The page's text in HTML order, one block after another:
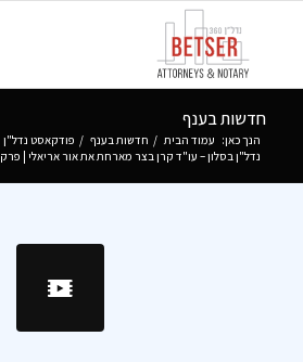
חדשות בענף
הנך כאן: עמוד הבית / חדשות בענף / פודקאסט נדל"ן
נדל"ן בסלון – עו"ד קרן בצר מארחת את אור אריאלי | פרק 1...